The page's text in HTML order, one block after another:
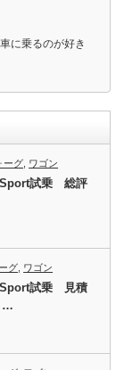
に乗るのが好き
ーグ ワゴン
Sport試乗 総評
グ ワゴン
Sport試乗 見積
…